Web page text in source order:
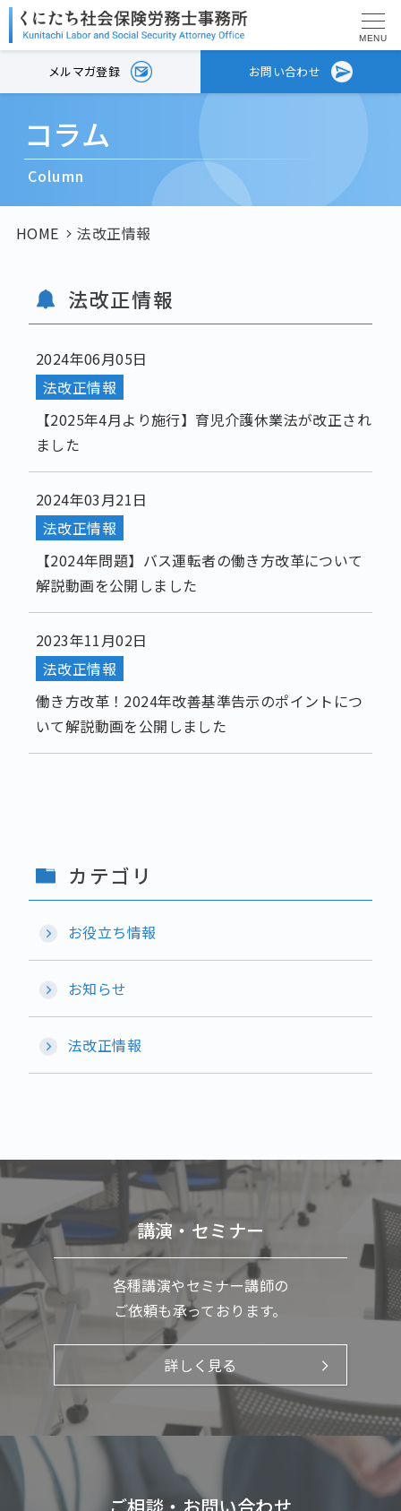
MENU
メルマガ登録 お問い合わせ
コラム
Column
HOME 法改正情報
法改正情報
2024年06月05日
法改正情報
【2025年4月より施行】育児介護休業法が改正され
ました
2024年03月21日
法改正情報
【2024年問題】バス運転者の働き方改革について
解説動画を公開しました
2023年11月02日
法改正情報
働き方改革！2024年改善基準告示のポイントにつ
いて解説動画を公開しました
カテゴリ
お役立ち情報
お知らせ
法改正情報
講演・セミナー
各種講演やセミナー講師の
ご依頼も承っております。
詳しく見る